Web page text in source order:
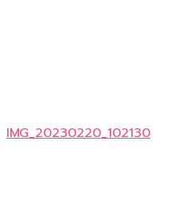
IMG_20230220_102130